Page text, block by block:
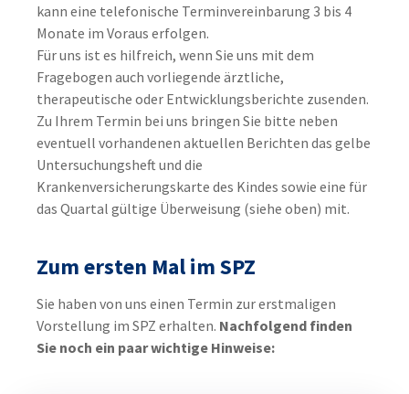
kann eine telefonische Terminvereinbarung 3 bis 4
Monate im Voraus erfolgen.
Für uns ist es hilfreich, wenn Sie uns mit dem
Fragebogen auch vorliegende ärztliche,
therapeutische oder Entwicklungsberichte zusenden.
Zu Ihrem Termin bei uns bringen Sie bitte neben
eventuell vorhandenen aktuellen Berichten das gelbe
Untersuchungsheft und die
Krankenversicherungskarte des Kindes sowie eine für
das Quartal gültige Überweisung (siehe oben) mit.
Zum ersten Mal im SPZ
Sie haben von uns einen Termin zur erstmaligen
Vorstellung im SPZ erhalten. Nachfolgend finden
Sie noch ein paar wichtige Hinweise: